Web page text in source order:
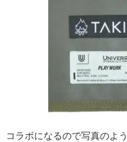
コラボになるので写真のよ